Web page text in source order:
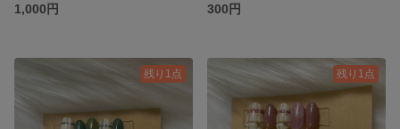
1,000円
300円
残り1点 残り1点